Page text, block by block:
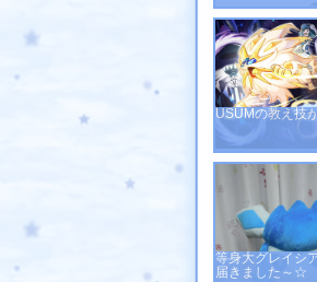
USUMの教え技
等身大グレイシ
届きました～☆